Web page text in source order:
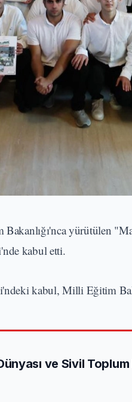
yürütülen
kabul etti.
kabul, Milli Eğitim
ve Sivil